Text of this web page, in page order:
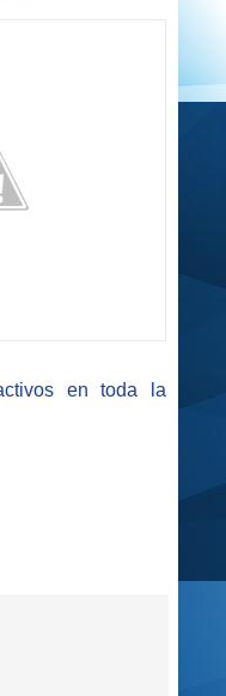
en toda la